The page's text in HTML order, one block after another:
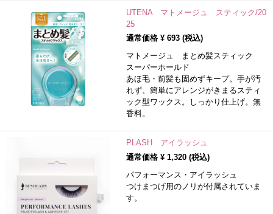
UTENA マトメージュ スティック/20
25
通常価格 ¥ 693(税込)
マトメージュ まとめ髪スティック
スーパーホールド
あほ毛・前髪も固めずキープ。手が汚
れず、簡単にアレンジがきまるスティ
ック型ワックス。しっかり仕上げ。無
香料。
PLASH アイラッシュ
通常価格 ¥ 1,320(税込)
パフォーマンス・アイラッシュ
つけまつげ用のノリが付属されていま
す。